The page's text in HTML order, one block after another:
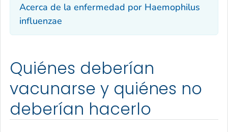
Acerca de la enfermedad por Haemophilus
influenzae
Quiénes deberían
vacunarse y quiénes no
deberían hacerlo